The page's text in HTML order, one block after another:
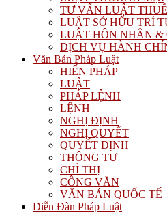
TƯ VẤN LUẬT THUẾ
LUẬT SỞ HỮU TRÍ
LUẬT HÔN NHÂN &
DỊCH VỤ HÀNH
Văn Bản Pháp Luật
HIẾN PHÁP
LUẬT
PHÁP LỆNH
LỆNH
NGHỊ ĐỊNH
NGHỊ QUYẾT
QUYẾT ĐỊNH
THÔNG TƯ
CHỈ THỊ
CÔNG VĂN
VĂN BẢN QUỐC TẾ
Diễn Đàn Pháp Luật